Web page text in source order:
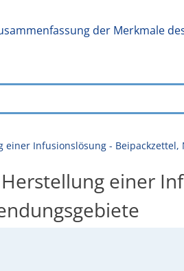
der Merkmale
Infusionslösung -
einer